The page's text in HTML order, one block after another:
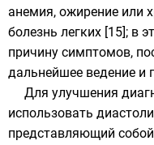
анемия, ожирение или
болезнь легких [15]; в
причину симптомов,
дальнейшее ведение и
Для улучшения
использовать
представляющий